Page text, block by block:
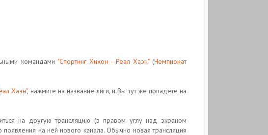
командами "Спортинг Хихон - Реал Хаэн"(Чемпионат
Хаэн", нажмите на название лиги, и Вы тут же попадете на
на другую трансляцию (в правом углу над экраном
на ней нового канала. Обычно новая трансляция